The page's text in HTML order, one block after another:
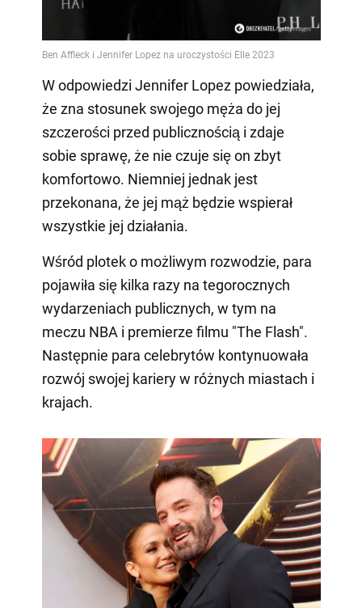
W odpowiedzi Jennifer Lopez powiedziała,
że zna stosunek swojego męża do jej
szczerości przed publicznością i zdaje
sobie sprawę, że nie czuje się on zbyt
komfortowo. Niemniej jednak jest
przekonana, że jej mąż będzie wspierał
wszystkie jej działania.
Wśród plotek o możliwym rozwodzie, para
pojawiła się kilka razy na tegorocznych
wydarzeniach publicznych, w tym na
meczu NBA i premierze filmu "The Flash".
Następnie para celebrytów kontynuowała
rozwój swojej kariery w różnych miastach i
krajach.